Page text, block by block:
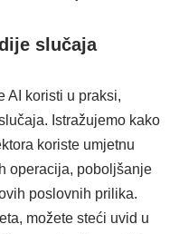
slučaja
AI koristi u praksi,
Istražujemo kako
koriste umjetnu
operacija, poboljšanje
poslovnih prilika.
možete steći uvid u